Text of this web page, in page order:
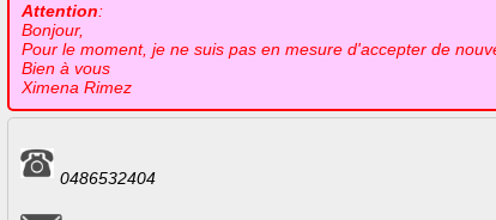
Attention:
Bonjour,
Pour le moment, je ne suis pas en mesure d'accepter de
Bien à vous
Ximena Rimez
0486532404